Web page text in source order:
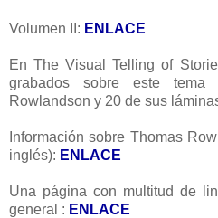
Volumen II: ENLACE
En The Visual Telling of
grabados sobre este
Rowlandson y 20 de sus
Información sobre Thomas
inglés): ENLACE
Una página con multitud de
general : ENLACE